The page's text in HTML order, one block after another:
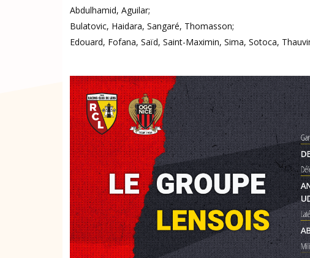
Abdulhamid, Aguilar;
Bulatovic, Haidara, Sangaré, Thomasson;
Edouard, Fofana, Saïd, Saint-Maximin, Sima, Sotoca,